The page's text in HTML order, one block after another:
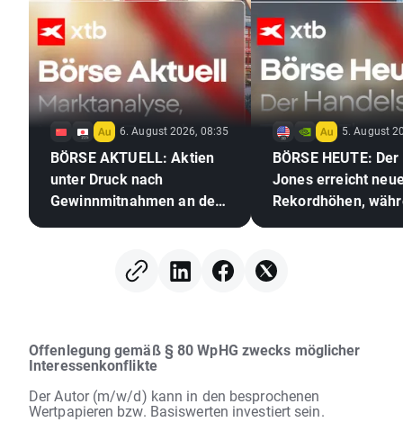
6. August 2026, 08:35
BÖRSE AKTUELL: Aktien
unter Druck nach
Gewinnmitnahmen an der
5. August
BÖRSE HEUTE:
Jones erreicht
Rekordhöhen,
Abkommen
Offenlegung gemäß § 80 WpHG zwecks möglicher
Interessenkonflikte
Der Autor (m/w/d) kann in den besprochenen
Wertpapieren bzw. Basiswerten investiert sein.